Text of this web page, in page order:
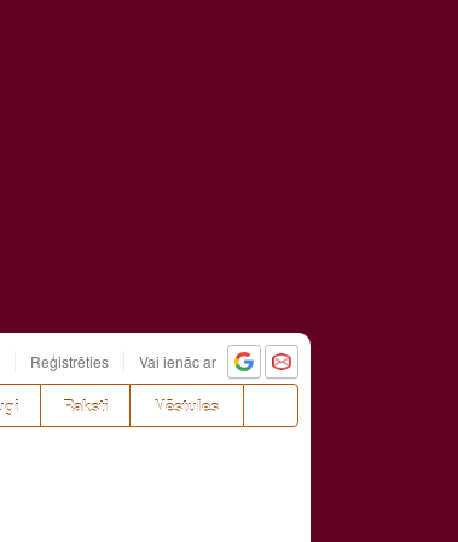
Reģistrēties Vai ienāc ar
Raksti Vēstules